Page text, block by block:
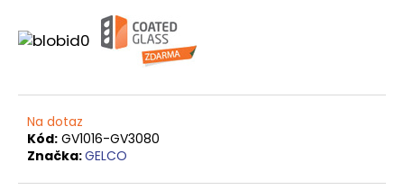
Na dotaz
Kód: GV1016-GV3080
Značka:GELCO
D
o
u
č